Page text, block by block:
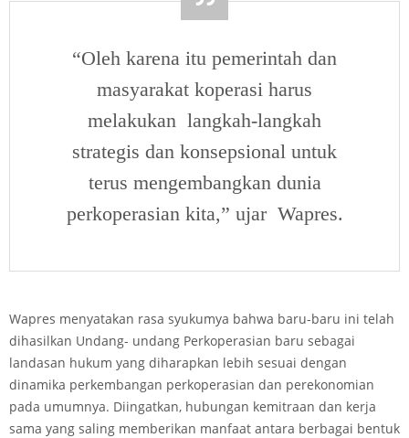
“Oleh karena itu pemerintah dan
masyarakat koperasi harus
melakukan langkah-langkah
strategis dan konsepsional untuk
terus mengembangkan dunia
perkoperasian kita,” ujar Wapres.
Wapres menyatakan rasa syukumya bahwa baru-baru ini telah
dihasilkan Undang- undang Perkoperasian baru sebagai
landasan hukum yang diharapkan lebih sesuai dengan
dinamika perkembangan perkoperasian dan perekonomian
pada umumnya. Diingatkan, hubungan kemitraan dan kerja
sama yang saling memberikan manfaat antara berbagai bentuk